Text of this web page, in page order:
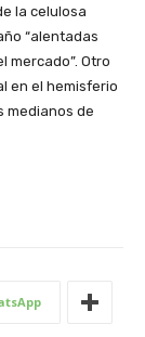
la celulosa
“alentadas
mercado”. Otro
en el hemisferio
medianos de